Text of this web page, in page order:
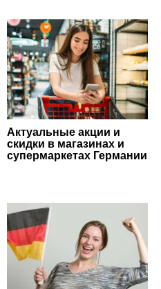
Актуальные акции и
скидки в магазинах и
супермаркетах Германии